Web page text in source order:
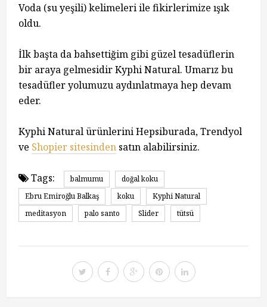
Voda (su yeşili) kelimeleri ile fikirlerimize ışık
oldu.
İlk başta da bahsettiğim gibi güzel tesadüflerin
bir araya gelmesidir Kyphi Natural. Umarız bu
tesadüfler yolumuzu aydınlatmaya hep devam
eder.
Kyphi Natural ürünlerini Hepsiburada, Trendyol
ve Shopier sitesinden satın alabilirsiniz.
Tags: balmumu
doğal koku
Ebru Emiroğlu Balkaş
koku
Kyphi Natural
meditasyon
palo santo Slider tütsü